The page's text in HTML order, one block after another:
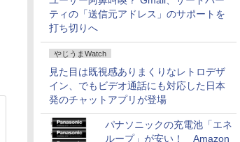
ティの「送信元アドレス」のサポートを
打ち切りへ
やじうまWatch
見た目は既視感ありまくりなレトロデザ
イン、でもビデオ通話にも対応した日本
発のチャットアプリが登場
パナソニックの充電池「エネ
ループ」が安い！ Amazon